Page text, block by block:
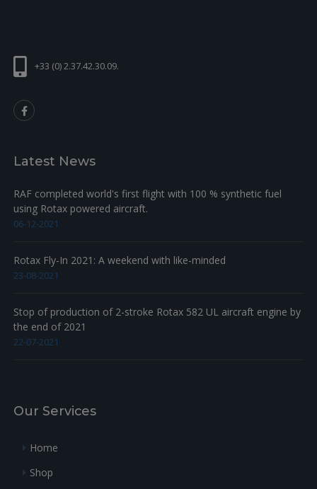
+33 (0) 2.37.42.30.09.
Latest News
RAF completed world's first flight with 100 % synthetic fuel
using Rotax powered aircraft.
06-12-2021
Rotax Fly-In 2021: A weekend with like-minded
23-08-2021
Stop of production of 2-stroke Rotax 582 UL aircraft engine by
the end of 2021
22-07-2021
Our Services
Home
Shop